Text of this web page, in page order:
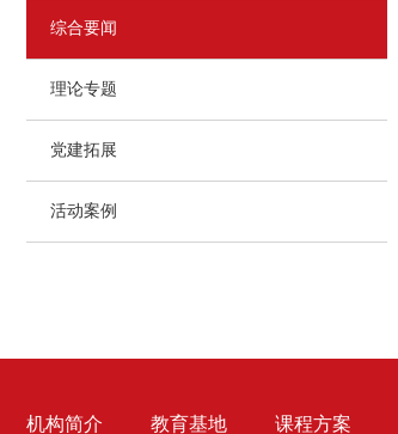
综合要闻
理论专题
党建拓展
活动案例
机构简介 教育基地 课程方案